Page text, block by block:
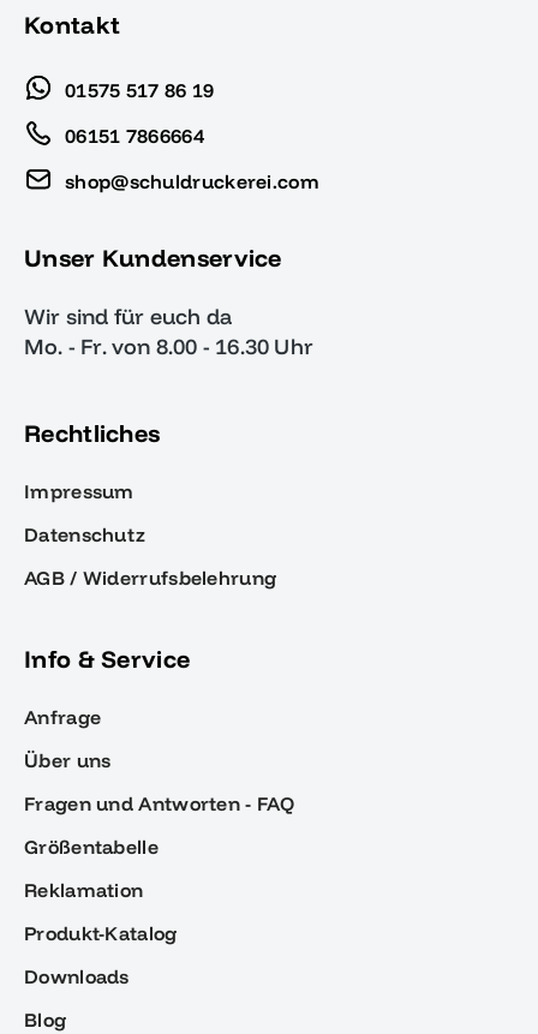
Kontakt
01575 517 86 19
06151 7866664
shop@schuldruckerei.com
Unser Kundenservice
Wir sind für euch da
Mo. - Fr. von 8.00 - 16.30 Uhr
Rechtliches
Impressum
Datenschutz
AGB / Widerrufsbelehrung
Info & Service
Anfrage
Über uns
Fragen und Antworten - FAQ
Größentabelle
Reklamation
Produkt-Katalog
Downloads
Blog